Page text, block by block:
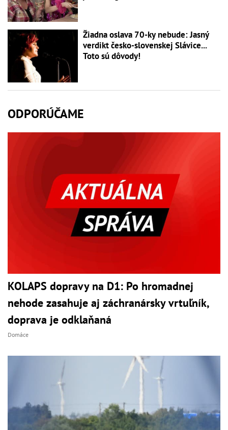
Žiadna oslava 70-ky nebude: Jasný
verdikt česko-slovenskej Slávice...
Toto sú dôvody!
ODPORÚČAME
KOLAPS dopravy na D1: Po hromadnej
nehode zasahuje aj záchranársky vrtuľník,
doprava je odklaňaná
Domáce